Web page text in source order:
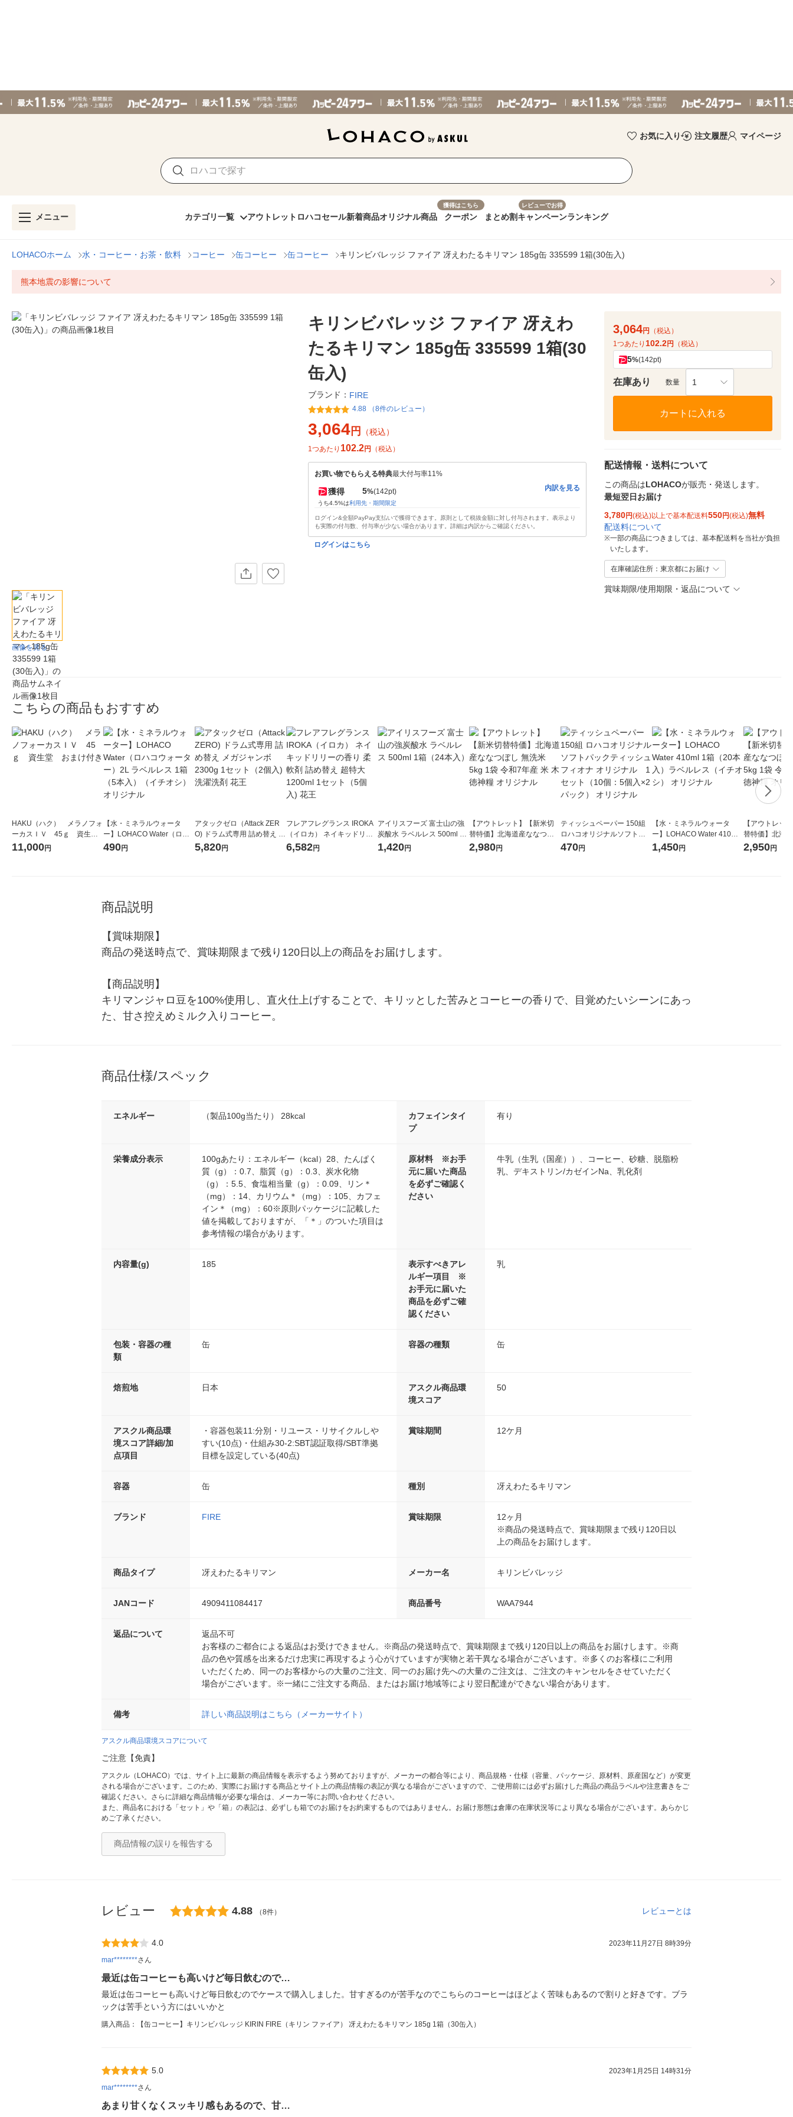
お気に入り 注文履歴 マイページ
メニュー カテゴリ一覧 アウトレット ロハコセール新着商品オリジナル商品
獲得はこちら
クーポン まとめ割
レビューでお得
キャンペーンランキング
LOHACOホーム 水・コーヒー・お茶・飲料 コーヒー 缶コーヒー 缶コーヒー キリンビバレッジ ファイア 冴えわたるキリマン 185g缶 335599 1箱(30缶入)
熊本地震の影響について
画像を見る
キリンビバレッジ ファイア 冴えわ
たるキリマン 185g缶 335599 1箱(30
缶入)
ブランド： FIRE
4.88 （8件のレビュー）
3,064 円 （税込）
1つあたり 102.2円 （税込）
お買い物でもらえる特典最大付与率11%
獲得 5%(142pt)
うち4.5%は利用先・期間限定
内訳を見る
ログイン&全額PayPay支払いで獲得できます。原則として税抜金額に対し付与されます。表示より
も実際の付与数、付与率が少ない場合があります。詳細は内訳からご確認ください。
ログインはこちら
3,064円
（税込）
1つあたり 102.2円 （税込）
5%(142pt)
在庫あり 数量 1
カートに入れる
配送情報・送料について
この商品はLOHACOが販売・発送します。
最短翌日お届け
3,780円(税込)以上で基本配送料550円(税込)無料
配送料について
※一部の商品につきましては、基本配送料を当社が負担
いたします。
在庫確認住所：東京都にお届け
賞味期限/使用期限・返品について
こちらの商品もおすすめ
HAKU（ハク） メラノフォ
ーカスＩＶ 45ｇ 資生
堂 おまけ付き
11,000円
【水・ミネラルウォータ
ー】LOHACO Water（ロハ
コウォーター）2L ラベルレ
490円
アタックゼロ（Attack ZER
O) ドラム式専用 詰め替え メ
ガジャンボ 2300g 1セット
5,820円
フレアフレグランス IROKA
（イロカ） ネイキッドリリ
ーの香り 柔軟剤 詰め替え 超
6,582円
アイリスフーズ 富士山の強
炭酸水 ラベルレス 500ml 1
箱（24本入）
1,420円
【アウトレット】【新米切
替特価】北海道産ななつぼ
し 無洗米 5kg 1袋 令和7年産
2,980円
ティッシュペーパー 150組
ロハコオリジナルソフトパ
ックティッシュ フィオナ オ
470円
【水・ミネラルウォータ
ー】LOHACO Water 410ml
1箱（20本入）ラベルレス
1,450円
【アウトレッ
替特価】北海
し 精白米 5kg
2,950円
商品説明
【賞味期限】
商品の発送時点で、賞味期限まで残り120日以上の商品をお届けします。
【商品説明】
キリマンジャロ豆を100%使用し、直火仕上げすることで、キリッとした苦みとコーヒーの香りで、目覚めたいシーンにあっ
た、甘さ控えめミルク入りコーヒー。
商品仕様/スペック
エネルギー （製品100g当たり） 28kcal
カフェインタイ
プ
有り
栄養成分表示
100gあたり：エネルギー（kcal）28、たんぱく
質（g）：0.7、脂質（g）：0.3、炭水化物
（g）：5.5、食塩相当量（g）：0.09、リン＊
（mg）：14、カリウム＊（mg）：105、カフェ
イン＊（mg）：60※原則パッケージに記載した
値を掲載しておりますが、「＊」のついた項目は
参考情報の場合があります。
原材料 ※お手
元に届いた商品
を必ずご確認く
ださい
牛乳（生乳（国産））、コーヒー、砂糖、脱脂粉
乳、デキストリン/カゼインNa、乳化剤
内容量(g) 185
表示すべきアレ
ルギー項目 ※
お手元に届いた
商品を必ずご確
認ください
乳
包装・容器の種
類
缶 容器の種類 缶
焙煎地 日本
アスクル商品環
境スコア
50
アスクル商品環
境スコア詳細/加
点項目
・容器包装11:分別・リユース・リサイクルしや
すい(10点)・仕組み30-2:SBT認証取得/SBT準拠
目標を設定している(40点)
賞味期間 12ケ月
容器 缶 種別 冴えわたるキリマン
ブランド FIRE 賞味期限
12ヶ月
※商品の発送時点で、賞味期限まで残り120日以
上の商品をお届けします。
商品タイプ 冴えわたるキリマン メーカー名 キリンビバレッジ
JANコード 4909411084417 商品番号 WAA7944
返品について
返品不可
お客様のご都合による返品はお受けできません。※商品の発送時点で、賞味期限まで残り120日以上の商品をお届けします。※商
品の色や質感を出来るだけ忠実に再現するよう心がけていますが実物と若干異なる場合がございます。※多くのお客様にご利用
いただくため、同一のお客様からの大量のご注文、同一のお届け先への大量のご注文は、ご注文のキャンセルをさせていただく
場合がございます。※一緒にご注文する商品、またはお届け地域等により翌日配達ができない場合があります。
備考 詳しい商品説明はこちら（メーカーサイト）
アスクル商品環境スコアについて
ご注意【免責】
アスクル（LOHACO）では、サイト上に最新の商品情報を表示するよう努めておりますが、メーカーの都合等により、商品規格・仕様（容量、パッケージ、原材料、原産国など）が変更
される場合がございます。このため、実際にお届けする商品とサイト上の商品情報の表記が異なる場合がございますので、ご使用前には必ずお届けした商品の商品ラベルや注意書きをご
確認ください。さらに詳細な商品情報が必要な場合は、メーカー等にお問い合わせください。
また、商品名における「セット」や「箱」の表記は、必ずしも箱でのお届けをお約束するものではありません。お届け形態は倉庫の在庫状況等により異なる場合がございます。あらかじ
めご了承ください。
商品情報の誤りを報告する
レビュー 4.88 （8件） レビューとは
4.0
2023年11月27日 8時39分
mar********さん
最近は缶コーヒーも高いけど毎日飲むので…
最近は缶コーヒーも高いけど毎日飲むのでケースで購入しました。甘すぎるのが苦手なのでこちらのコーヒーはほどよく苦味もあるので割りと好きです。ブラ
ックは苦手という方にはいいかと
購入商品：【缶コーヒー】キリンビバレッジ KIRIN FIRE（キリン ファイア） 冴えわたるキリマン 185g 1箱（30缶入）
5.0
2023年1月25日 14時31分
mar********さん
あまり甘くなくスッキリ感もあるので、甘…